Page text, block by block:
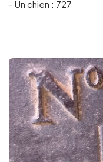
- Un chien : 727